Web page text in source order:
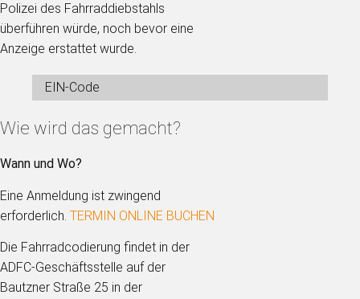
Polizei des Fahrraddiebstahls
überführen würde, noch bevor eine
Anzeige erstattet wurde.
EIN-Code
Wie wird das gemacht?
Wann und Wo?
Eine Anmeldung ist zwingend
erforderlich. TERMIN ONLINE BUCHEN
Die Fahrradcodierung findet in der
ADFC-Geschäftsstelle auf der
Bautzner Straße 25 in der